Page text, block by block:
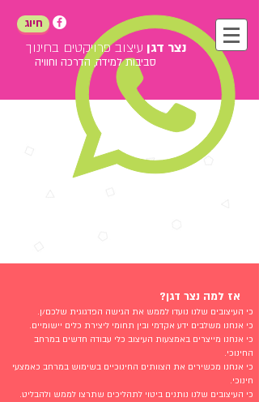
חיוג
נצר דגן עיצוב פרויקטים בחינוך
סביבות למידה, הדרכה וחוויה
אז למה נצר דגן?
כי העיצובים שלנו נועדו לממש את הגישה הפדגוגית שלכם/ן.
כי אנחנו משלבים ידע אקדמי ובין תחומי ליצירת כלים יישומיים.
כי אנחנו מייצרים באמצעות העיצוב כלי עבודה חדשים במרחב
החינוכי.
כי אנחנו מכשירים את הצוותים החינוכיים בשימוש במרחב כאמצעי
חינוכי.
כי העיצובים שלנו נותנים ביטוי לתהליכים שתרצו לממש ולהבליט.